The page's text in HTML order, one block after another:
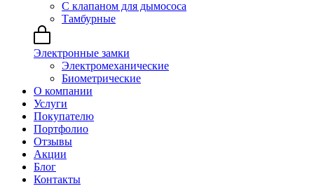
С клапаном для дымососа
Тамбурные
Электронные замки
Электромеханические
Биометрические
О компании
Услуги
Покупателю
Портфолио
Отзывы
Акции
Блог
Контакты